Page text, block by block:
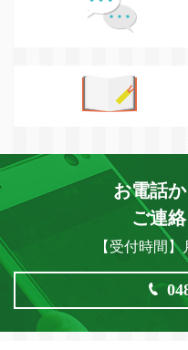
お電話
ご連
【受付時間】